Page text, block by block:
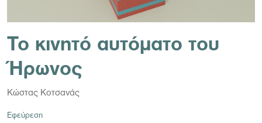
Το κινητό αυτόματο του
Ήρωνος
Κώστας Κοτσανάς
Εφεύρεση